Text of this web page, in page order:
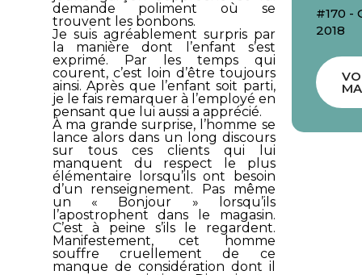
demande poliment où se
trouvent les bonbons.
Je suis agréablement surpris par
la manière dont l’enfant s’est
exprimé. Par les temps qui
courent, c’est loin d’être toujours
ainsi. Après que l’enfant soit parti,
je le fais remarquer à l’employé en
pensant que lui aussi a apprécié.
À ma grande surprise, l’homme se
lance alors dans un long discours
sur tous ces clients qui lui
manquent du respect le plus
élémentaire lorsqu’ils ont besoin
d’un renseignement. Pas même
un « Bonjour » lorsqu’ils
l’apostrophent dans le magasin.
C’est à peine s’ils le regardent.
Manifestement, cet homme
souffre cruellement de ce
manque de considération dont il
#170 -
2018